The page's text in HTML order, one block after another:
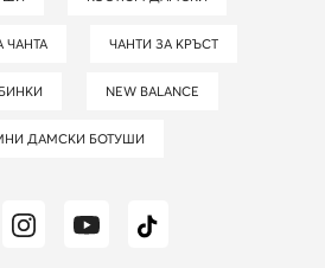
ЧАНТА ЧАНТИ ЗА КРЪСТ
NEW BALANCE
ДАМСКИ БОТУШИ